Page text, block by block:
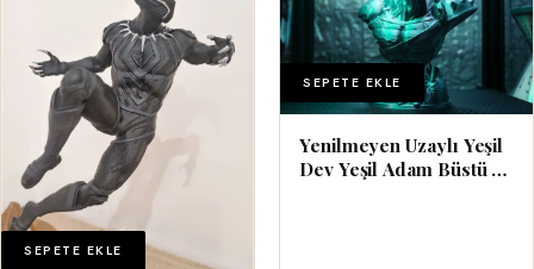
SEPETE EKLE
SEPETE EKLE
Yenilmeyen Uzaylı Yeşil
Dev Yeşil Adam Büstü 15